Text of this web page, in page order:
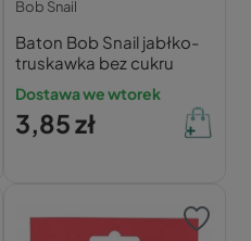
Bob Snail
Baton Bob Snail jabłko-
truskawka bez cukru
Dostawa we wtorek
3,85 zł